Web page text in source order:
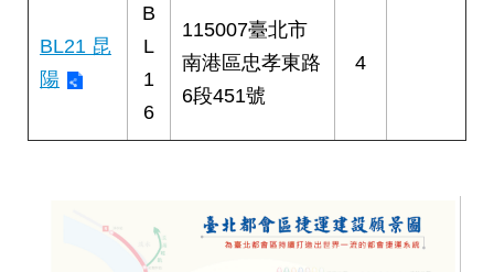
BL21 昆
陽
B
L
1
6
115007臺北市
南港區忠孝東路
6段451號
4